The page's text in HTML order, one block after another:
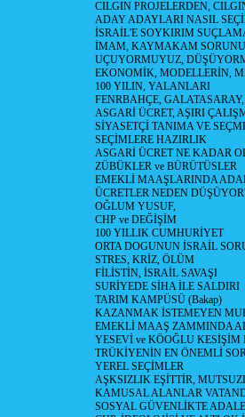
CILGIN PROJELERDEN,
ADAY ADAYLARI NASIL
İSRAİL'E SOYKIRIM
İMAM, KAYMAKAM SORUNU
UÇUYORMUYUZ,
EKONOMİK, MODELLERİN,
100 YILIN, YALANLARI
FENRBAHÇE,
ASGARİ ÜCRET, AŞIRI
SİYASETÇİ TANIMA VE
SEÇİMLERE HAZIRLIK
ASGARİ ÜCRET NE KADAR
ZÜBÜKLER ve BÜRÜTÜSLER
EMEKLİ MAAŞLARINDA
ÜCRETLER NEDEN
OĞLUM YUSUF,
CHP ve DEĞİŞİM
100 YILLIK CUMHURİYET
ORTA DOGUNUN İSRAİL
STRES, KRİZ, ÖLÜM
FİLİSTİN, İSRAİL SAVAŞI
SURİYEDE SİHA İLE SALDIRI
TARIM KAMPÜSÜ (Bakap)
KAZANMAK İSTEMEYEN
EMEKLİ MAAŞ ZAMMINDA
YESEVİ ve KÖOĞLU
TRÜKİYENİN EN ÖNEMLİ
YEREL SEÇİMLER
AŞKSIZLIK EŞİTTİR,
KAMUSAL ALANLAR
SOSYAL GÜVENLİKTE